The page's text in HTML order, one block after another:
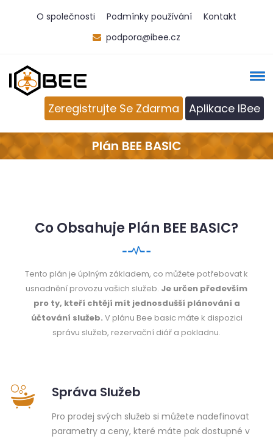
O společnosti Podmínky používání
Kontakt
podpora@ibee.cz
Zeregistrujte Se Zdarma Aplikace IBee
Plán BEE BASIC
Co Obsahuje Plán BEE BASIC?
Tento plán je úplným základem, co můžete potřebovat k
usnadnění provozu vašich služeb. Je určen především
pro ty, kteří chtějí mít jednosdušší plánování a
účtování služeb. V plánu Bee basic máte k dispozici
správu služeb, rezervační diář a pokladnu.
Správa Služeb
Pro prodej svých služeb si můžete nadefinovat
parametry a ceny, které máte pak dostupné v